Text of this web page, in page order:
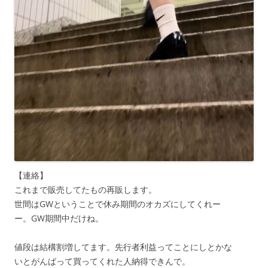
【連絡】
これまで販売してたもの再販します。
世間はGWということで休み期間のオカズにしてくれー
ー。GW期間中だけね。
値段は結構割増してます。先行者利益ってことにしとかな
いとがんばって買ってくれた人納得できんで。